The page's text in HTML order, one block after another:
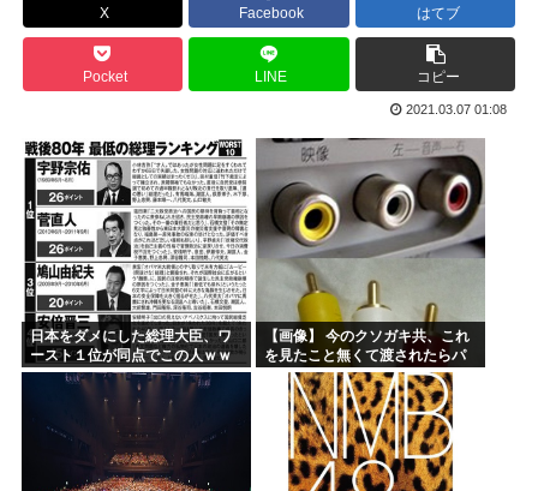
ちいかわのモモンガ、逝きそう
韓国人「韓国に10年間の出場権剥奪や過去ワールドカップ、...
高市首相、出張マッサージへ
【画像】小池百合子×高市早苗
【高市】ゴラム(56歳)、女子中学生をナイフで脅し性的暴...
5ちゃんのどこでもいいけど、日本人の税金使って日本人批判...
海外「あるある！」日本を旅行した外国人が患う新たな症状「...
X Facebook はてブ
Pocket LINE コピー
2021.03.07 01:08
日本をダメにした総理大臣、ワ
ースト１位が同点でこの人ｗｗ
ｗｗｗｗ
【画像】 今のクソガキ共、これ
を見たこと無くて渡されたらパ
ニクるらしいｗｗｗｗｗｗｗｗ
ｗｗｗｗｗ